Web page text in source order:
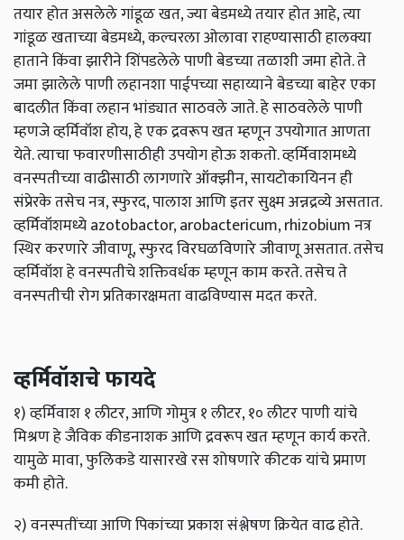
तयार होत असलेले गांडूळ खत, ज्या बेडमध्ये तयार होत आहे, त्या
गांडूळ खताच्या बेडमध्ये, कल्चरला ओलावा राहण्यासाठी हालक्या
हाताने किंवा झारीने शिंपडलेले पाणी बेडच्या तळाशी जमा होते. ते
जमा झालेले पाणी लहानशा पाईपच्या सहाय्याने बेडच्या बाहेर एका
बादलीत किंवा लहान भांड्यात साठवले जाते. हे साठवलेले पाणी
म्हणजे व्हर्मिवॉश होय, हे एक द्रवरूप खत म्हणून उपयोगात आणता
येते. त्याचा फवारणीसाठीही उपयोग होऊ शकतो. व्हर्मिवाशमध्ये
वनस्पतीच्या वाढीसाठी लागणारे ऑक्झीन, सायटोकायिनन ही
संप्रेरके तसेच नत्र, स्फुरद, पालाश आणि इतर सुक्ष्म अन्नद्रव्ये असतात.
व्हर्मिवॉशमध्ये azotobactor, arobactericum, rhizobium नत्र
स्थिर करणारे जीवाणू, स्फुरद विरघळविणारे जीवाणू असतात. तसेच
व्हर्मिवॉश हे वनस्पतीचे शक्तिवर्धक म्हणून काम करते. तसेच ते
वनस्पतीची रोग प्रतिकारक्षमता वाढविण्यास मदत करते.
व्हर्मिवॉशचे फायदे
१) व्हर्मिवाश १ लीटर, आणि गोमुत्र १ लीटर, १० लीटर पाणी यांचे
मिश्रण हे जैविक कीडनाशक आणि द्रवरूप खत म्हणून कार्य करते.
यामुळे मावा, फुलिकडे यासारखे रस शोषणारे कीटक यांचे प्रमाण
कमी होते.
२) वनस्पतींच्या आणि पिकांच्या प्रकाश संश्लेषण क्रियेत वाढ होते.